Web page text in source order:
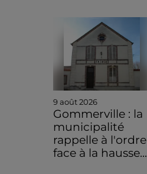
9 août 2026
Gommerville : la
municipalité
rappelle à l'ordre
face à la hausse...